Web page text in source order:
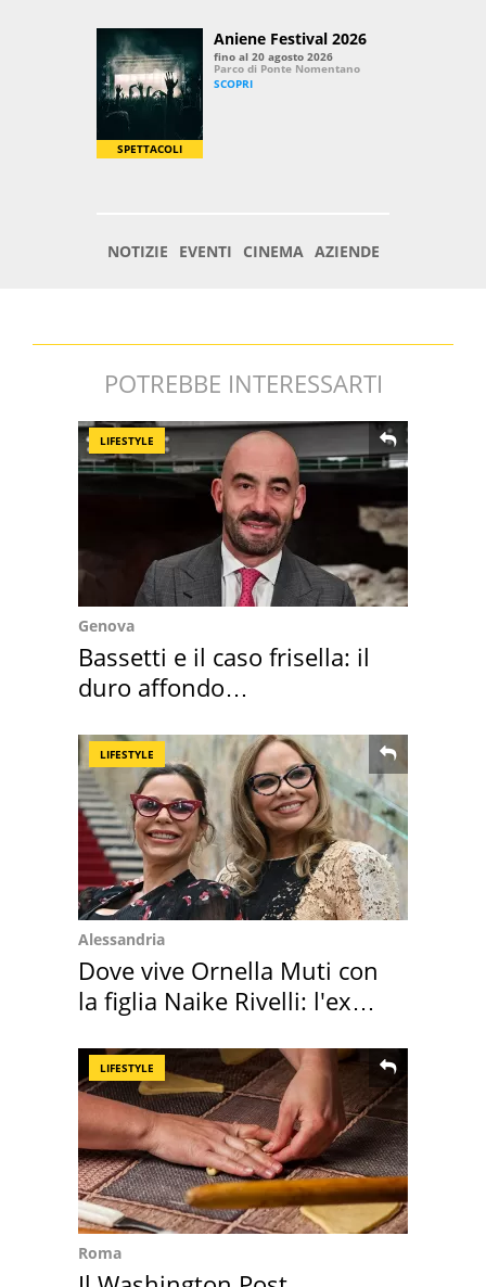
POTREBBE INTERESSARTI
LIFESTYLE
Genova
Bassetti e il caso frisella: il
duro affondo
LIFESTYLE
Alessandria
Dove vive Ornella Muti con
la figlia Naike Rivelli: l'ex
LIFESTYLE
Roma